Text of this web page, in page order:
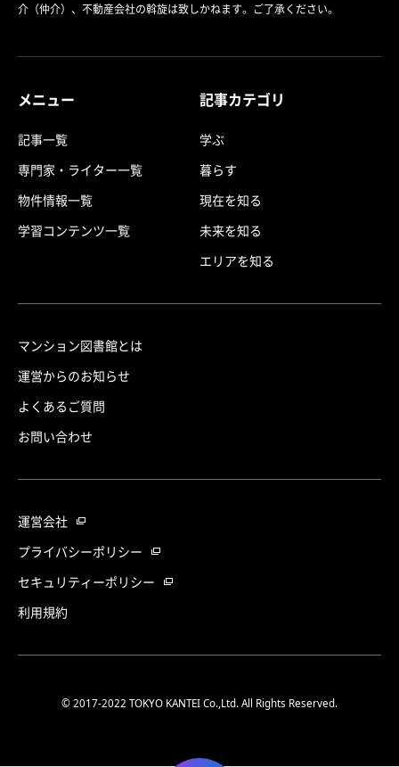
介（仲介）、不動産会社の斡旋は致しかねます。ご了承ください。
メニュー
記事一覧
専門家・ライター一覧
物件情報一覧
学習コンテンツ一覧
記事カテゴリ
学ぶ
暮らす
現在を知る
未来を知る
エリアを知る
マンション図書館とは
運営からのお知らせ
よくあるご質問
お問い合わせ
運営会社
プライバシーポリシー
セキュリティーポリシー
利用規約
© 2017-2022 TOKYO KANTEI Co.,Ltd. All Rights Reserved.